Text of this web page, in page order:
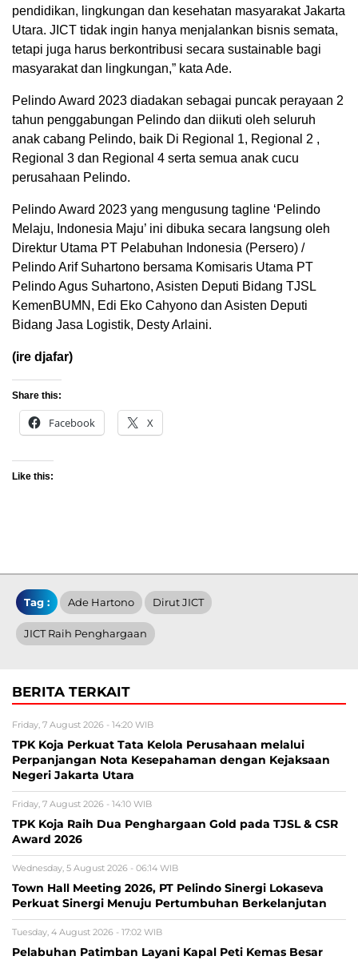
pendidikan, lingkungan dan kesehatan masyarakat Jakarta
Utara. JICT tidak ingin hanya menjalankan bisnis semata,
tetapi juga harus berkontribusi secara sustainable bagi
masyarakat dan lingkungan,” kata Ade.
Pelindo Award 2023 diadakan sebagai puncak perayaan 2
tahun penggabungan Pelindo dan diikuti oleh seluruh
anak cabang Pelindo, baik Di Regional 1, Regional 2 ,
Regional 3 dan Regional 4 serta semua anak cucu
perusahaan Pelindo.
Pelindo Award 2023 yang mengusung tagline ‘Pelindo
Melaju, Indonesia Maju’ ini dibuka secara langsung oleh
Direktur Utama PT Pelabuhan Indonesia (Persero) /
Pelindo Arif Suhartono bersama Komisaris Utama PT
Pelindo Agus Suhartono, Asisten Deputi Bidang TJSL
KemenBUMN, Edi Eko Cahyono dan Asisten Deputi
Bidang Jasa Logistik, Desty Arlaini.
(ire djafar)
Share this:
Facebook X
Like this:
Tag : Ade Hartono Dirut JICT
JICT Raih Penghargaan
BERITA TERKAIT
Friday, 7 August 2026 - 14:20 WIB
TPK Koja Perkuat Tata Kelola Perusahaan melalui
Perpanjangan Nota Kesepahaman dengan Kejaksaan
Negeri Jakarta Utara
Friday, 7 August 2026 - 14:10 WIB
TPK Koja Raih Dua Penghargaan Gold pada TJSL & CSR
Award 2026
Wednesday, 5 August 2026 - 06:14 WIB
Town Hall Meeting 2026, PT Pelindo Sinergi Lokaseva
Perkuat Sinergi Menuju Pertumbuhan Berkelanjutan
Tuesday, 4 August 2026 - 17:02 WIB
Pelabuhan Patimban Layani Kapal Peti Kemas Besar